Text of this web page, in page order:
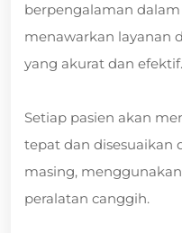
berpengalaman
menawarkan layanan
yang akurat dan efektif.
Setiap pasien akan
tepat dan disesuaikan
masing,
peralatan canggih.